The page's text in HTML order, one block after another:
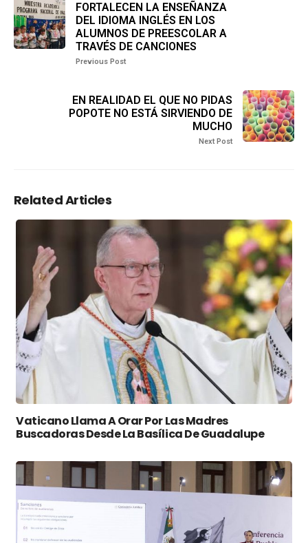
FORTALECEN LA ENSEÑANZA
DEL IDIOMA INGLÉS EN LOS
ALUMNOS DE PREESCOLAR A
TRAVÉS DE CANCIONES
Previous Post
EN REALIDAD EL QUE NO PIDAS
POPOTE NO ESTÁ SIRVIENDO DE
MUCHO
Next Post
Related Articles
Vaticano Llama A Orar Por Las Madres
Buscadoras Desde La Basílica De Guadalupe